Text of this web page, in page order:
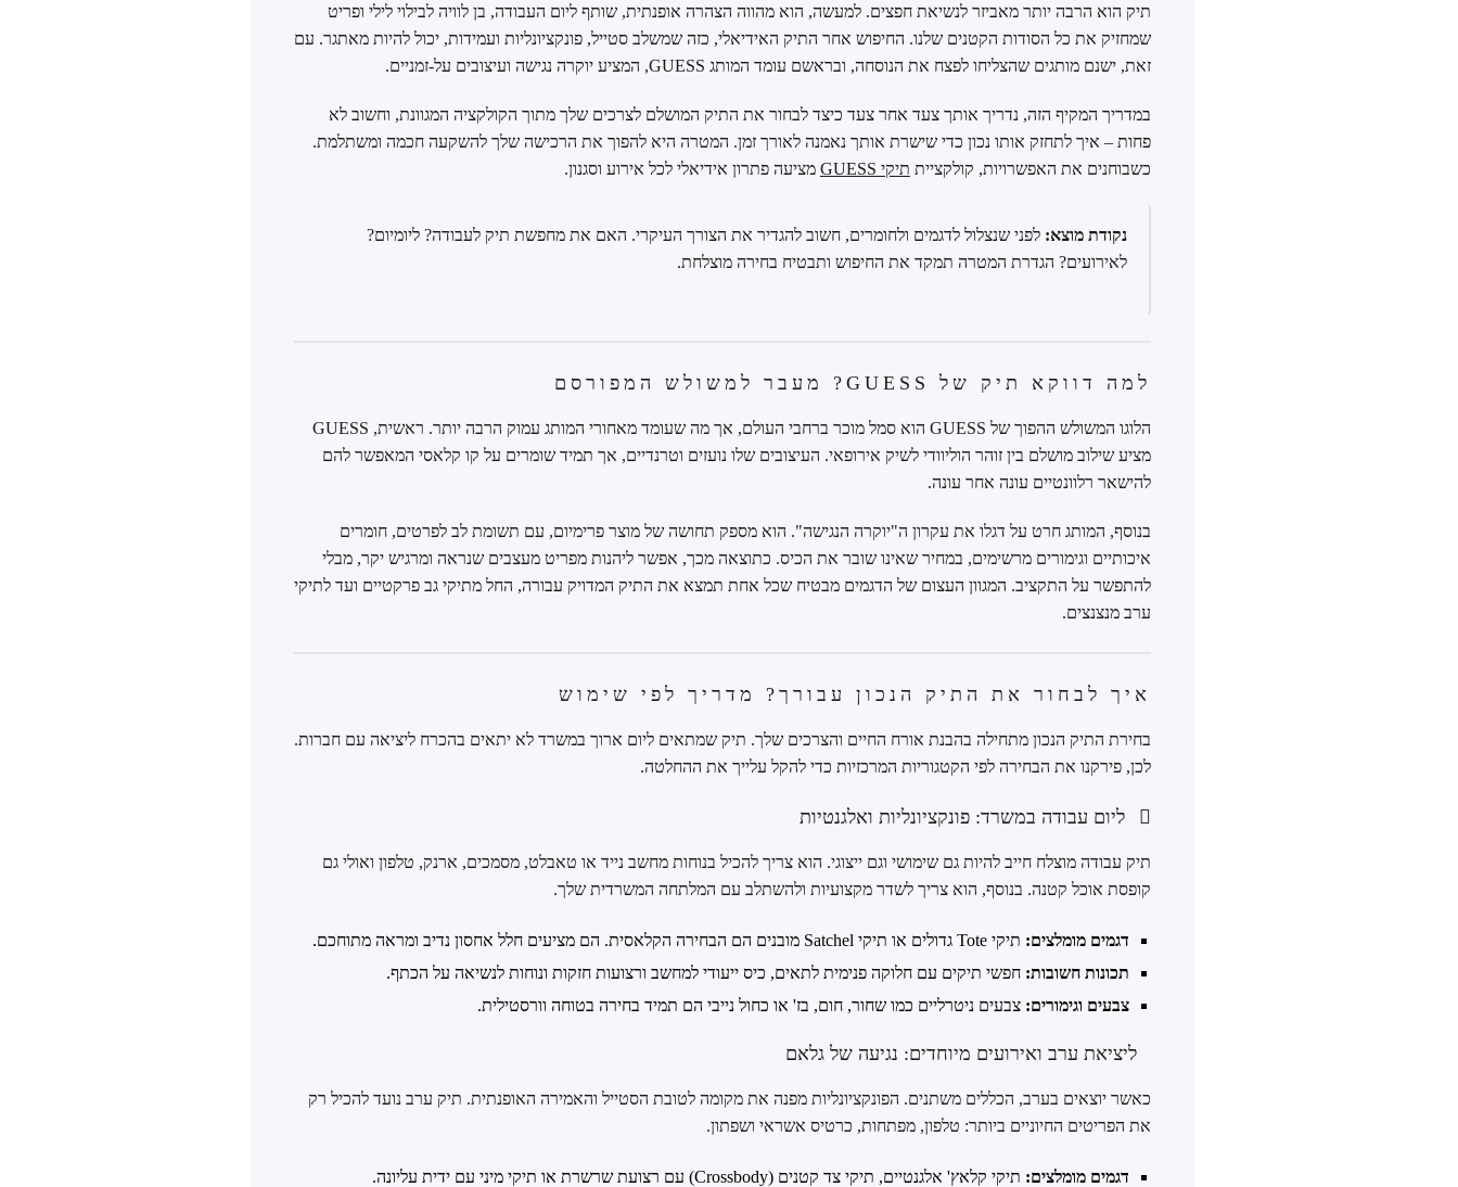
תיק הוא הרבה יותר מאביזר לנשיאת חפצים. למעשה, הוא מהווה הצהרה אופנתית, שותף ליום העבודה, בן לוויה לבילוי לילי ופריט
שמחזיק את כל הסודות הקטנים שלנו. החיפוש אחר התיק האידיאלי, כזה שמשלב סטייל, פונקציונליות ועמידות, יכול להיות מאתגר. עם
זאת, ישנם מותגים שהצליחו לפצח את הנוסחה, ובראשם עומד המותג GUESS, המציע יוקרה נגישה ועיצובים על-זמניים.
במדריך המקיף הזה, נדריך אותך צעד אחר צעד כיצד לבחור את התיק המושלם לצרכים שלך מתוך הקולקציה המגוונת, וחשוב לא
פחות – איך לתחזק אותו נכון כדי שישרת אותך נאמנה לאורך זמן. המטרה היא להפוך את הרכישה שלך להשקעה חכמה ומשתלמת.
כשבוחנים את האפשרויות, קולקציית תיקי GUESS מציעה פתרון אידיאלי לכל אירוע וסגנון.
נקודת מוצא: לפני שנצלול לדגמים ולחומרים, חשוב להגדיר את הצורך העיקרי. האם את מחפשת תיק לעבודה? ליומיום?
לאירועים? הגדרת המטרה תמקד את החיפוש ותבטיח בחירה מוצלחת.
למה דווקא תיק של GUESS? מעבר למשולש המפורסם
הלוגו המשולש ההפוך של GUESS הוא סמל מוכר ברחבי העולם, אך מה שעומד מאחורי המותג עמוק הרבה יותר. ראשית, GUESS
מציע שילוב מושלם בין זוהר הוליוודי לשיק אירופאי. העיצובים שלו נועזים וטרנדיים, אך תמיד שומרים על קו קלאסי המאפשר להם
להישאר רלוונטיים עונה אחר עונה.
בנוסף, המותג חרט על דגלו את עקרון ה"יוקרה הנגישה". הוא מספק תחושה של מוצר פרימיום, עם תשומת לב לפרטים, חומרים
איכותיים וגימורים מרשימים, במחיר שאינו שובר את הכיס. כתוצאה מכך, אפשר ליהנות מפריט מעצבים שנראה ומרגיש יקר, מבלי
להתפשר על התקציב. המגוון העצום של הדגמים מבטיח שכל אחת תמצא את התיק המדויק עבורה, החל מתיקי גב פרקטיים ועד לתיקי
ערב מנצנצים.
איך לבחור את התיק הנכון עבורך? מדריך לפי שימוש
בחירת התיק הנכון מתחילה בהבנת אורח החיים והצרכים שלך. תיק שמתאים ליום ארוך במשרד לא יתאים בהכרח ליציאה עם חברות.
לכן, פירקנו את הבחירה לפי הקטגוריות המרכזיות כדי להקל עלייך את ההחלטה.
ליום עבודה במשרד: פונקציונליות ואלגנטיות
תיק עבודה מוצלח חייב להיות גם שימושי וגם ייצוגי. הוא צריך להכיל בנוחות מחשב נייד או טאבלט, מסמכים, ארנק, טלפון ואולי גם
קופסת אוכל קטנה. בנוסף, הוא צריך לשדר מקצועיות ולהשתלב עם המלתחה המשרדית שלך.
דגמים מומלצים: תיקי Tote גדולים או תיקי Satchel מובנים הם הבחירה הקלאסית. הם מציעים חלל אחסון נדיב ומראה מתוחכם.
תכונות חשובות: חפשי תיקים עם חלוקה פנימית לתאים, כיס ייעודי למחשב ורצועות חזקות ונוחות לנשיאה על הכתף.
צבעים וגימורים: צבעים ניטרליים כמו שחור, חום, בז' או כחול נייבי הם תמיד בחירה בטוחה וורסטילית.
ליציאת ערב ואירועים מיוחדים: נגיעה של גלאם
כאשר יוצאים בערב, הכללים משתנים. הפונקציונליות מפנה את מקומה לטובת הסטייל והאמירה האופנתית. תיק ערב נועד להכיל רק
את הפריטים החיוניים ביותר: טלפון, מפתחות, כרטיס אשראי ושפתון.
דגמים מומלצים: תיקי קלאץ' אלגנטיים, תיקי צד קטנים (Crossbody) עם רצועת שרשרת או תיקי מיני עם ידית עליונה.